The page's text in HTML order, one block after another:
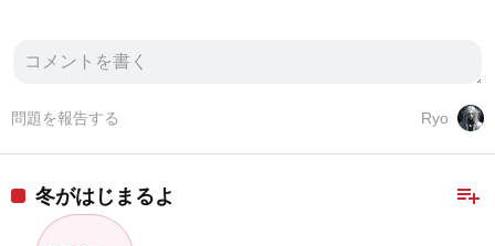
Ryo
問題を報告する
playlist_add
冬がはじまるよ